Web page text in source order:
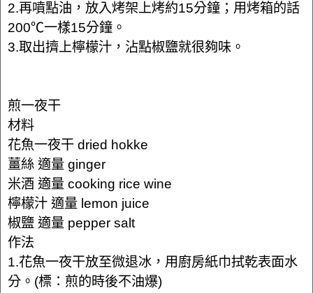
2.再噴點油，放入烤架上烤約15分鐘；用烤箱的話
200℃一樣15分鐘。
3.取出擠上檸檬汁，沾點椒鹽就很夠味。
煎一夜干
材料
花魚一夜干 dried hokke
薑絲 適量 ginger
米酒 適量 cooking rice wine
檸檬汁 適量 lemon juice
椒鹽 適量 pepper salt
作法
1.花魚一夜干放至微退冰，用廚房紙巾拭乾表面水
分。(標：煎的時後不油爆)